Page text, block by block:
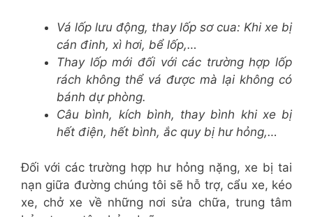
Vá lốp lưu động, thay lốp sơ cua: Khi xe bị
cán đinh, xì hơi, bể lốp,…
Thay lốp mới đối với các trường hợp lốp
rách không thể vá được mà lại không có
bánh dự phòng.
Câu bình, kích bình, thay bình khi xe bị
hết điện, hết bình, ắc quy bị hư hỏng,…
Đối với các trường hợp hư hỏng nặng, xe bị tai
nạn giữa đường chúng tôi sẽ hỗ trợ, cẩu xe, kéo
xe, chở xe về những nơi sửa chữa, trung tâm